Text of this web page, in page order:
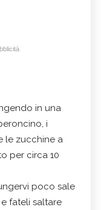
in una
i
le zucchine a
per circa 10
poco sale
fateli saltare